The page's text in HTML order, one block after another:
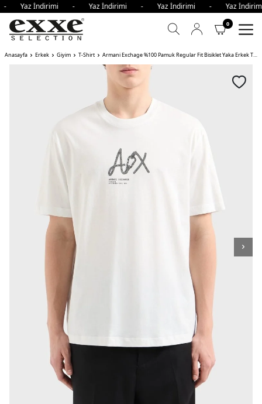
Yaz İndirimi - Yaz İndirimi - Yaz İndirimi - Yaz
0
Anasayfa Erkek Giyim T-Shirt Armani Exchage %100 Pamuk Regular Fit Bisiklet Yaka Erkek T Shirt